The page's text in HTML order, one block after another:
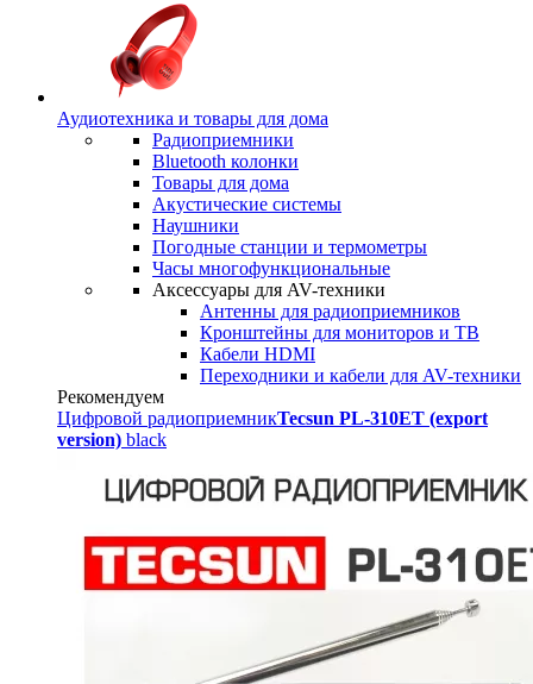
Аудиотехника и товары для дома
Радиоприемники
Bluetooth колонки
Товары для дома
Акустические системы
Наушники
Погодные станции и термометры
Часы многофункциональные
Аксессуары для AV-техники
Антенны для радиоприемников
Кронштейны для мониторов и ТВ
Кабели HDMI
Переходники и кабели для AV-техники
Рекомендуем
Цифровой радиоприемникTecsun PL-310ET (export
version) black